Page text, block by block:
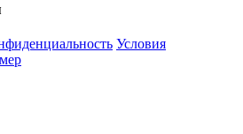
Условия